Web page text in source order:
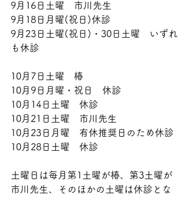
9月16日土曜　市川先生
9月18日月曜(祝日)休診
9月23日土曜(祝日)・30日土曜　いずれ
も休診
10月7日土曜　椿
10月9日月曜・祝日　休診
10月14日土曜　休診
10月21日土曜　市川先生
10月23日月曜　有休推奨日のため休診
10月28日土曜　休診
土曜日は毎月第1土曜が椿、第3土曜が
市川先生、そのほかの土曜は休診とな